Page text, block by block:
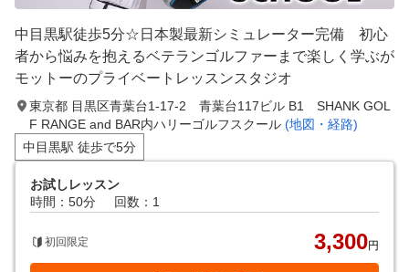
中目黒駅徒歩5分☆日本製最新シミュレーター完備 初心
者から悩みを抱えるベテランゴルファーまで楽しく学ぶが
モットーのプライベートレッスンスタジオ
東京都 目黒区青葉台1-17-2 青葉台117ビル B1 SHANK GOL
F RANGE and BAR内ハリーゴルフスクール (地図・経路)
中目黒駅 徒歩で5分
お試しレッスン
時間：50分
回数：1
初回限定 3,300円